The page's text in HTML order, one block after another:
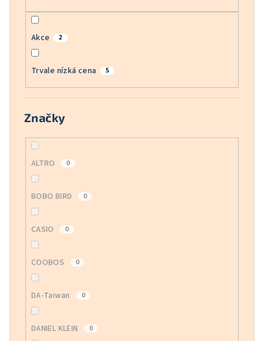
Akce 2
Trvale nízká cena 5
Značky
ALTRO 0
BOBO BIRD 0
CASIO 0
COOBOS 0
DA-Taiwan 0
DANIEL KLEIN 0